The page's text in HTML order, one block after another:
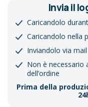
Invia il
Caricandolo
Caricandolo nella
Inviandolo via
Non è necessario
dell’ordine
Prima della